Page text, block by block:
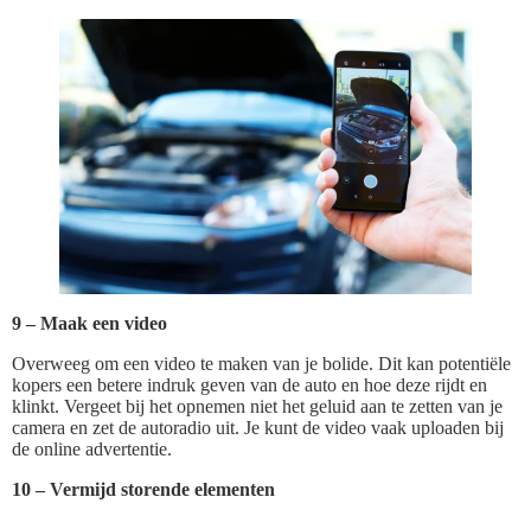
9 – Maak een video
Overweeg om een video te maken van je bolide. Dit kan potentiële
kopers een betere indruk geven van de auto en hoe deze rijdt en
klinkt. Vergeet bij het opnemen niet het geluid aan te zetten van je
camera en zet de autoradio uit. Je kunt de video vaak uploaden bij
de online advertentie.
10 – Vermijd storende elementen